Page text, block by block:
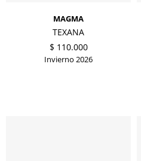
MAGMA
TEXANA
$ 110.000
Invierno 2026